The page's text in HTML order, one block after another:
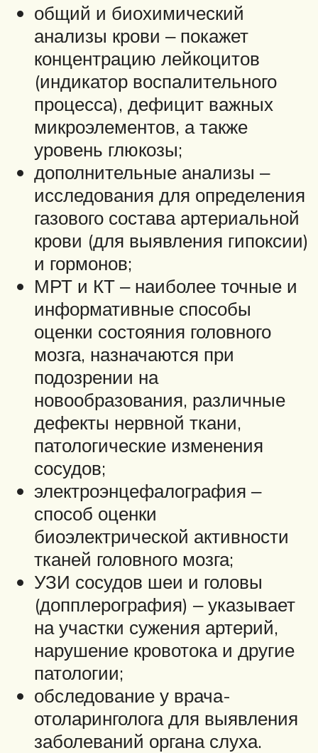
общий и биохимический
анализы крови ‒ покажет
концентрацию лейкоцитов
(индикатор воспалительного
процесса), дефицит важных
микроэлементов, а также
уровень глюкозы;
дополнительные анализы ‒
исследования для определения
газового состава артериальной
крови (для выявления гипоксии)
и гормонов;
МРТ и КТ ‒ наиболее точные и
информативные способы
оценки состояния головного
мозга, назначаются при
подозрении на
новообразования, различные
дефекты нервной ткани,
патологические изменения
сосудов;
электроэнцефалография ‒
способ оценки
биоэлектрической активности
тканей головного мозга;
УЗИ сосудов шеи и головы
(допплерография) ‒ указывает
на участки сужения артерий,
нарушение кровотока и другие
патологии;
обследование у врача-
отоларинголога для выявления
заболеваний органа слуха.